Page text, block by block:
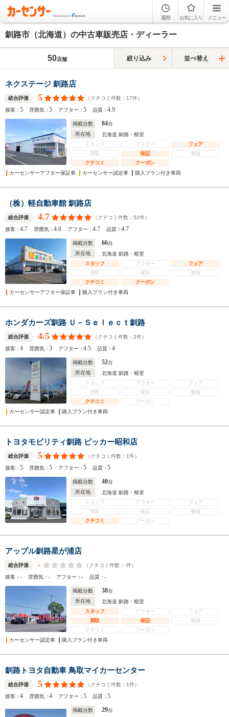
履歴 お気に入り メニュー
釧路市（北海道）の中古車販売店・ディーラー
50店舗 絞り込み 並べ替え
ネクステージ 釧路店
総合評価 5 （クチコミ件数： 17件）
接客：5 雰囲気：5 アフター：5 品質：4.9
掲載台数 84台
所在地
北海道 釧路・根室
スタッフ
アフター
フェア
買取
保証
整備
クチコミ
クーポン
カーセンサーアフター保証車
カーセンサー認定車 購入プラン付き車両
（株）軽自動車館 釧路店
総合評価 4.7 （クチコミ件数： 52件）
接客：4.7 雰囲気：4.6 アフター：4.7 品質：4.7
掲載台数 66台
所在地
北海道 釧路・根室
スタッフ
アフター
フェア
買取
保証
整備
クチコミ
クーポン
カーセンサーアフター保証車
購入プラン付き車両
ホンダカーズ釧路 Ｕ－Ｓｅｌｅｃｔ釧路
総合評価 4.5 （クチコミ件数： 2件）
接客：4 雰囲気：3 アフター：4.5 品質：4
掲載台数 52台
所在地
北海道 釧路・根室
スタッフ
アフター
フェア
買取
保証
整備
クチコミ
クーポン
カーセンサー認定車
購入プラン付き車両
トヨタモビリティ釧路 ピッカー昭和店
総合評価 5 （クチコミ件数： 1件）
接客：5 雰囲気：5 アフター：5 品質：5
掲載台数 40台
所在地
北海道 釧路・根室
スタッフ
アフター
フェア
買取
保証
整備
クチコミ
クーポン
アップル釧路星が浦店
総合評価 - （クチコミ件数： -件）
接客：- 雰囲気：- アフター：- 品質：-
掲載台数 38台
所在地
北海道 釧路・根室
スタッフ
アフター
フェア
買取
保証
整備
クチコミ
クーポン
カーセンサー認定車
購入プラン付き車両
釧路トヨタ自動車 鳥取マイカーセンター
総合評価 5 （クチコミ件数： 1件）
接客：4 雰囲気：4 アフター：5 品質：5
掲載台数 29台